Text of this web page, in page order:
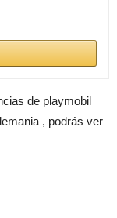
de playmobil
, podrás ver